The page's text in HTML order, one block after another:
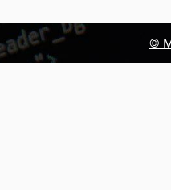
©